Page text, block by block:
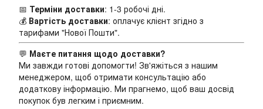
📅 Терміни доставки: 1-3 робочі дні.
💰 Вартість доставки: оплачує клієнт згідно з
тарифами "Нової Пошти".
💬 Маєте питання щодо доставки?
Ми завжди готові допомогти! Зв'яжіться з нашим
менеджером, щоб отримати консультацію або
додаткову інформацію. Ми прагнемо, щоб ваш досвід
покупок був легким і приємним.